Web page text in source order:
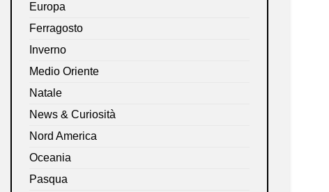
Europa
Ferragosto
Inverno
Medio Oriente
Natale
News & Curiosità
Nord America
Oceania
Pasqua